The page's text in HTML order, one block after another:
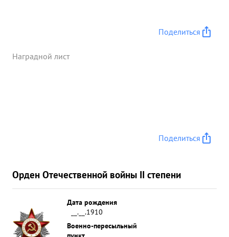
Поделиться
Наградной лист
Поделиться
Орден Отечественной войны II степени
Дата рождения
__.__.1910
Военно-пересыльный